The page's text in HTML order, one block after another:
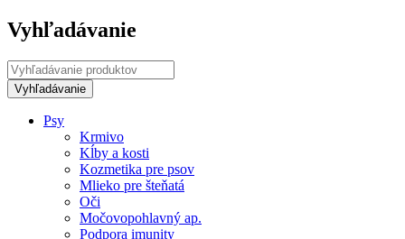
Vyhľadávanie
Psy
Krmivo
Kĺby a kosti
Kozmetika pre psov
Mlieko pre šteňatá
Oči
Močovopohlavný ap.
Podpora imunity